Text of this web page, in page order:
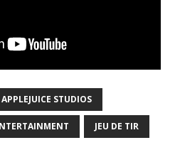
APPLEJUICE STUDIOS
JEU DE TIR